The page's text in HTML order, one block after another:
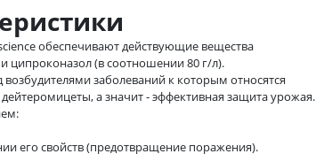
обеспечивают действующие вещества
ципроконазол (в соотношении 80 г/л).
заболеваний к которым относятся
а значит - эффективная защита урожая.
его свойств (предотвращение поражения).